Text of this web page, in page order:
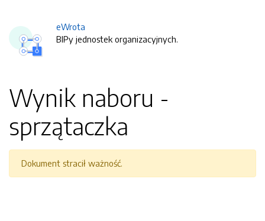
eWrota
BIPy jednostek organizacyjnych.
Wynik naboru -
sprzątaczka
Dokument stracił ważność.